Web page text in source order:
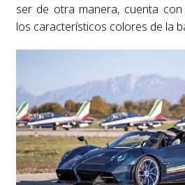
ser de otra manera, cuenta
los característicos colores de la